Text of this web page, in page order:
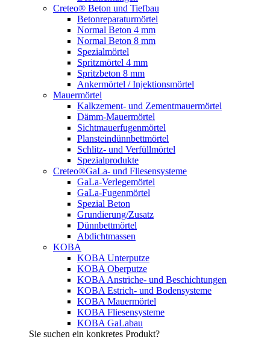
Creteo® Beton und Tiefbau
Betonreparaturmörtel
Normal Beton 4 mm
Normal Beton 8 mm
Spezialmörtel
Spritzmörtel 4 mm
Spritzbeton 8 mm
Ankermörtel / Injektionsmörtel
Mauermörtel
Kalkzement- und Zementmauermörtel
Dämm-Mauermörtel
Sichtmauerfugenmörtel
Plansteindünnbettmörtel
Schlitz- und Verfüllmörtel
Spezialprodukte
Creteo®GaLa- und Fliesensysteme
GaLa-Verlegemörtel
GaLa-Fugenmörtel
Spezial Beton
Grundierung/Zusatz
Dünnbettmörtel
Abdichtmassen
KOBA
KOBA Unterputze
KOBA Oberputze
KOBA Anstriche- und Beschichtungen
KOBA Estrich- und Bodensysteme
KOBA Mauermörtel
KOBA Fliesensysteme
KOBA GaLabau
Sie suchen ein konkretes Produkt?